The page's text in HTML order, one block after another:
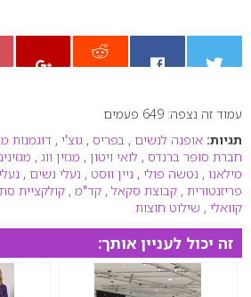
0עמוד זה נצפה: 649 פעמים
תגיות: אופנה לנשים , בפריס , גוצ'י , דוגמנות
חברת סופר ברנדס , לואי ויטון , מגזין ווג ,
מילאנו , נטשה פולי , ניין ווסט , נעלי נשים ,
פריזנטורית , קבוצת סקאל , קד"מ , קולקציית
קוואלי , שילוט חוצות
זה יכול לעניין אותך: